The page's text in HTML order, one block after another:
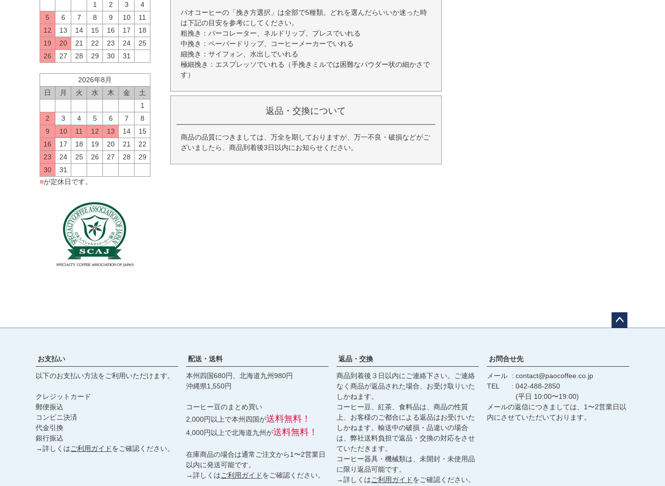
1
2 3
4
5
6 7 8 9 10
11
12
13 14 15 16 17
18
19
20 21 22 23 24
25
26
27 28 29 30 31
2026年8月
日
月 火 水 木 金
土
1
2
3 4 5 6 7
8
9
10 11 12 13 14
15
16
17 18 19 20 21
22
23
24 25 26 27 28
29
30
31
■が定休日です。
パオコーヒーの「挽き方選択」は全部で5種類。どれを選んだらいいか迷った時
は下記の目安を参考にしてください。
粗挽き：パーコレーター、ネルドリップ、プレスでいれる
中挽き：ペーパードリップ、コーヒーメーカーでいれる
細挽き：サイフォン、水出しでいれる
極細挽き：エスプレッソでいれる（手挽きミルでは困難なパウダー状の細かさで
す）
返品・交換について
商品の品質につきましては、万全を期しておりますが、万一不良・破損などがご
ざいましたら、商品到着後3日以内にお知らせください。
へ
お支払い
以下のお支払い方法をご利用いただけます。
クレジットカード
郵便振込
コンビニ決済
代金引換
銀行振込
→詳しくはご利用ガイドをご確認ください。
配送・送料
本州四国680円、北海道九州980円
沖縄県1,550円
コーヒー豆のまとめ買い
2,000円以上で本州四国が送料無料！
4,000円以上で北海道九州が送料無料！
在庫商品の場合は通常ご注文から1〜2営業日
以内に発送可能です。
→詳しくはご利用ガイドをご確認ください。
返品・交換
商品到着後３日以内にご連絡下さい。ご連絡
なく商品が返品された場合、お受け取りいた
しかねます。
コーヒー豆、紅茶、食料品は、商品の性質
上、お客様のご都合による返品はお受けいた
しかねます。輸送中の破損・品違いの場合
は、弊社送料負担で返品・交換の対応をさせ
ていただきます。
コーヒー器具・機械類は、未開封・未使用品
に限り返品可能です。
→詳しくはご利用ガイドをご確認ください。
お問合せ先
メール
contact@paocoffee.co.jp
TEL
042-488-2850
(平日 10:00〜19:00)
メールの返信につきましては、1〜2営業日以
内にさせていただいております。